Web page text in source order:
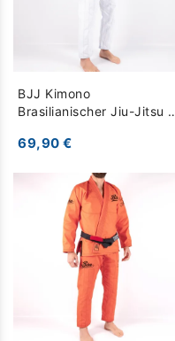
BJJ Kimono
Brasilianischer Jiu-Jitsu -
69,90 €